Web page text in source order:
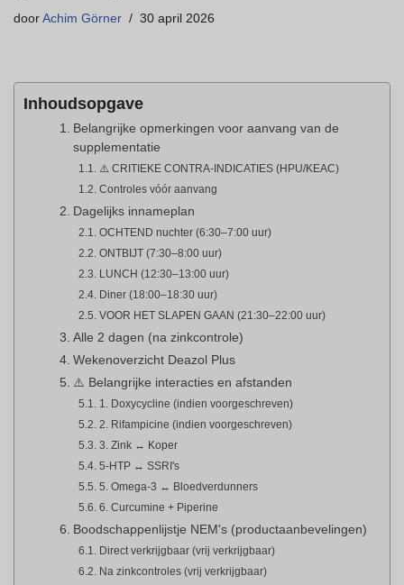
door Achim Görner 30 april 2026
Inhoudsopgave
Belangrijke opmerkingen voor aanvang van de
supplementatie
⚠️ CRITIEKE CONTRA-INDICATIES (HPU/KEAC)
Controles vóór aanvang
Dagelijks innameplan
OCHTEND nuchter (6:30–7:00 uur)
ONTBIJT (7:30–8:00 uur)
LUNCH (12:30–13:00 uur)
Diner (18:00–18:30 uur)
VOOR HET SLAPEN GAAN (21:30–22:00 uur)
Alle 2 dagen (na zinkcontrole)
Wekenoverzicht Deazol Plus
⚠️ Belangrijke interacties en afstanden
1. Doxycycline (indien voorgeschreven)
2. Rifampicine (indien voorgeschreven)
3. Zink ↔ Koper
5-HTP ↔ SSRI's
5. Omega-3 ↔ Bloedverdunners
6. Curcumine + Piperine
Boodschappenlijstje NEM's (productaanbevelingen)
Direct verkrijgbaar (vrij verkrijgbaar)
Na zinkcontroles (vrij verkrijgbaar)